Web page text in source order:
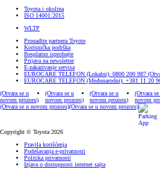
Toyota i okolina
ISO 14001:2015
WLTP
Pronađite partnera Toyote
Korisnička podrška
Besplatno isprobajte
Prijava na newsletter
E-zakazivanje servisa
EUROCARE TELEFON (Lokalni): 0800 200 987
EUROCARE TELEFON (Međunarodni): +381 11 20
(Otvara se u
novom prozoru)
(Otvara se u
novom prozoru)
(Otvara se u
novom prozoru)
(Otvara
novom
(Otvara se u novom prozoru)(Otvara se u novom prozoru)
Copyright © Toyota 2026
Pravila korišćenja
Podešavanja e-privatnosti
Politika privatnosti
Izjava o dostupnosti internet sajta